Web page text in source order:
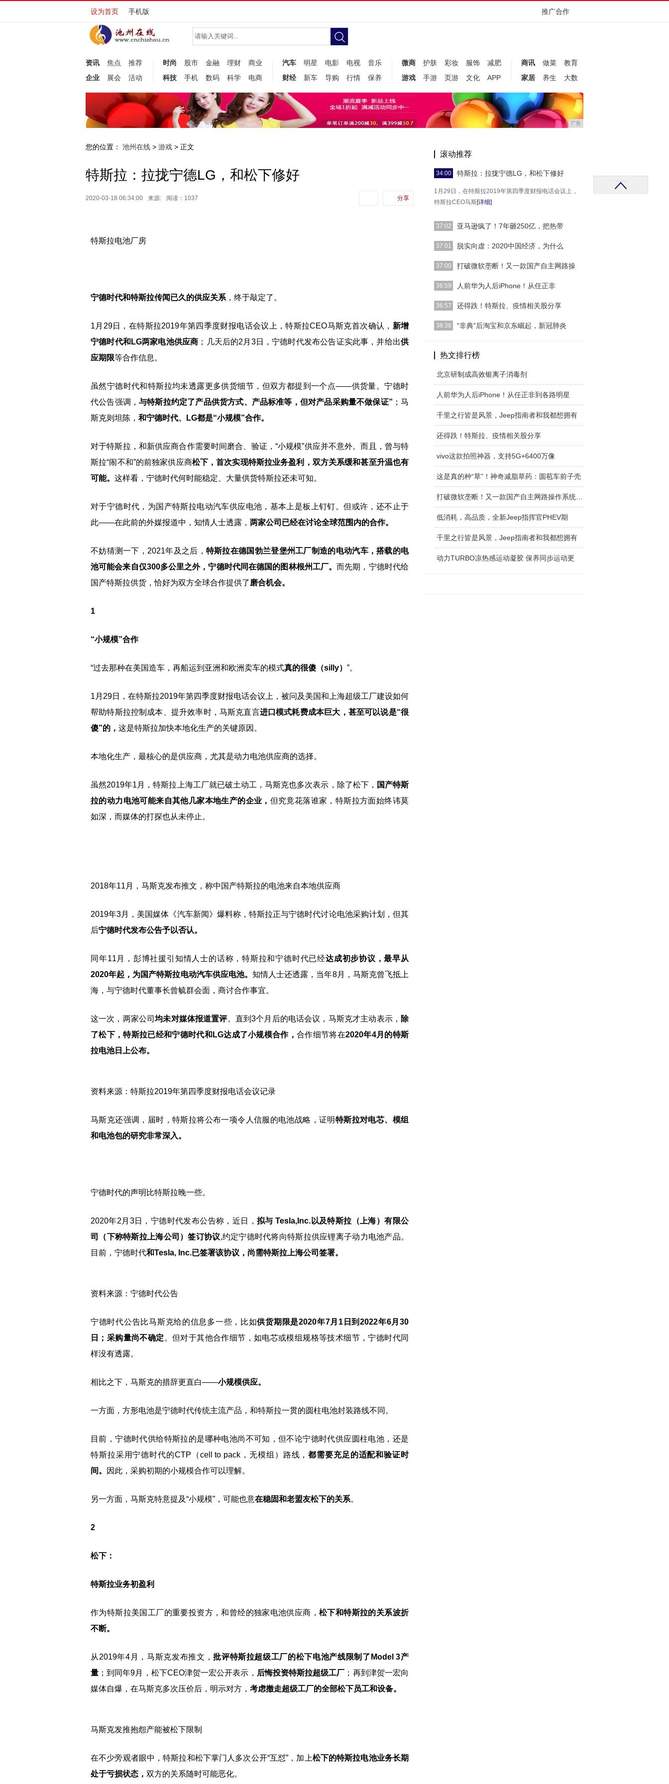
设为首页 手机版 推广合作
资讯 焦点
推荐
企业
展会 活动
时尚 股市 金融 理财
商业
科技
手机 数码 科学 电商
汽车 明星 电影 电视
音乐
财经
新车 导购 行情 保养
微商 护肤 彩妆 服饰
减肥
游戏
手游 页游 文化 APP
商讯 做菜
教育
家居
养生 大数
广告
您的位置： 池州在线 > 游戏 > 正文
特斯拉：拉拢宁德LG，和松下修好
2020-03-18 06:34:00 来源: 阅读：1037 分享
特斯拉电池厂房
宁德时代和特斯拉传闻已久的供应关系 ，终于敲定了。
1月29日，在特斯拉2019年第四季度财报电话会议上，特斯拉CEO马斯克首次确认， 新增
宁德时代和LG两家电池供应商 ；几天后的2月3日，宁德时代发布公告证实此事，并给出供
应期限等合作信息。
虽然宁德时代和特斯拉均未透露更多供货细节，但双方都提到一个点——供货量。宁德时
代公告强调，与特斯拉约定了产品供货方式、产品标准等，但对产品采购量不做保证” ；马
斯克则坦陈， 和宁德时代、LG都是“小规模”合作。
对于特斯拉，和新供应商合作需要时间磨合、验证，“小规模”供应并不意外。而且，曾与特
斯拉“闹不和”的前独家供应商松下，首次实现特斯拉业务盈利，双方关系缓和甚至升温也有
可能。 这样看，宁德时代何时能稳定、大量供货特斯拉还未可知。
对于宁德时代，为国产特斯拉电动汽车供应电池，基本上是板上钉钉。但或许，还不止于
此——在此前的外媒报道中，知情人士透露， 两家公司已经在讨论全球范围内的合作。
不妨猜测一下，2021年及之后， 特斯拉在德国勃兰登堡州工厂制造的电动汽车，搭载的电
池可能会来自仅300多公里之外，宁德时代同在德国的图林根州工厂。而先期，宁德时代给
国产特斯拉供货，恰好为双方全球合作提供了磨合机会。
1
“小规模”合作
“过去那种在美国造车，再船运到亚洲和欧洲卖车的模式真的很傻（silly） ”。
1月29日，在特斯拉2019年第四季度财报电话会议上，被问及美国和上海超级工厂建设如何
帮助特斯拉控制成本、提升效率时，马斯克直言进口模式耗费成本巨大，甚至可以说是“很
傻”的， 这是特斯拉加快本地化生产的关键原因。
本地化生产，最核心的是供应商，尤其是动力电池供应商的选择。
虽然2019年1月，特斯拉上海工厂就已破土动工，马斯克也多次表示，除了松下， 国产特斯
拉的动力电池可能来自其他几家本地生产的企业， 但究竟花落谁家，特斯拉方面始终讳莫
如深，而媒体的打探也从未停止。
2018年11月，马斯克发布推文，称中国产特斯拉的电池来自本地供应商
2019年3月，美国媒体《汽车新闻》爆料称，特斯拉正与宁德时代讨论电池采购计划，但其
后宁德时代发布公告予以否认。
同年11月，彭博社援引知情人士的话称，特斯拉和宁德时代已经达成初步协议，最早从
2020年起，为国产特斯拉电动汽车供应电池。 知情人士还透露，当年8月，马斯克曾飞抵上
海，与宁德时代董事长曾毓群会面，商讨合作事宜。
这一次，两家公司均未对媒体报道置评。直到3个月后的电话会议，马斯克才主动表示， 除
了松下，特斯拉已经和宁德时代和LG达成了小规模合作，合作细节将在2020年4月的特斯
拉电池日上公布。
资料来源：特斯拉2019年第四季度财报电话会议记录
马斯克还强调，届时，特斯拉将公布一项令人信服的电池战略，证明特斯拉对电芯、模组
和电池包的研究非常深入。
宁德时代的声明比特斯拉晚一些。
2020年2月3日，宁德时代发布公告称，近日， 拟与 Tesla,Inc.以及特斯拉（上海）有限公
司（下称特斯拉上海公司）签订协议,约定宁德时代将向特斯拉供应锂离子动力电池产品。
目前，宁德时代和Tesla, Inc.已签署该协议，尚需特斯拉上海公司签署。
资料来源：宁德时代公告
宁德时代公告比马斯克给的信息多一些，比如供货期限是2020年7月1日到2022年6月30
日；采购量尚不确定 。但对于其他合作细节，如电芯或模组规格等技术细节，宁德时代同
样没有透露。
相比之下，马斯克的措辞更直白——小规模供应。
一方面，方形电池是宁德时代传统主流产品，和特斯拉一贯的圆柱电池封装路线不同。
目前，宁德时代供给特斯拉的是哪种电池尚不可知，但不论宁德时代供应圆柱电池，还是
特斯拉采用宁德时代的CTP（cell to pack，无模组）路线，都需要充足的适配和验证时
间。
因此，采购初期的小规模合作可以理解。
另一方面，马斯克特意提及“小规模”，可能也意在稳固和老盟友松下的关系。
2
松下：
特斯拉业务初盈利
作为特斯拉美国工厂的重要投资方，和曾经的独家电池供应商，松下和特斯拉的关系波折
不断。
从2019年4月，马斯克发布推文，批评特斯拉超级工厂的松下电池产线限制了Model 3产
量 ；到同年9月，松下CEO津贺一宏公开表示， 后悔投资特斯拉超级工厂 ；再到津贺一宏向
媒体自爆，在马斯克多次压价后，明示对方， 考虑撤走超级工厂的全部松下员工和设备。
马斯克发推抱怨产能被松下限制
在不少旁观者眼中，特斯拉和松下掌门人多次公开“互怼”，加上松下的特斯拉电池业务长期
处于亏损状态， 双方的关系随时可能恶化。
滚动推荐
34:00 特斯拉：拉拢宁德LG，和松下修好
1月29日，在特斯拉2019年第四季度财报电话会议上，
特斯拉CEO马斯[详细]
37:02 亚马逊疯了！7年砸250亿，把热带
最好的工作就是忘记你在工作。亚马逊河流域谁说上班的
37:01 脱实向虚：2020中国经济，为什么
梅特卡夫定律如今，互联网进入下半场，虚拟经济同样在
37:00 打破微软垄断！又一款国产自主网路操
相信大家都知道，目前我国在操作系统、芯片领域依旧严
36:59 人前华为人后iPhone！从任正非
但是也有不少人发现，大多数都是人前华为人后
36:57 还得跌！特斯拉、疫情相关股分享
周一庆幸自己割肉躲过的人，今天又很郁闷看着股价回到
38:38 “非典”后淘宝和京东崛起，新冠肺炎
王建先生，他表示20
热文排行榜
北京研制成高效银离子消毒剂
人前华为人后iPhone！从任正非到各路明星
千里之行皆是风景，Jeep指南者和我都想拥有
还得跌！特斯拉、疫情相关股分享
vivo这款拍照神器，支持5G+6400万像
这是真的种“草”！神奇减脂草药：圆苞车前子壳
低消耗，高品质，全新Jeep指挥官PHEV期
千里之行皆是风景，Jeep指南者和我都想拥有
动力TURBO凉热感运动凝胶 保养同步运动更